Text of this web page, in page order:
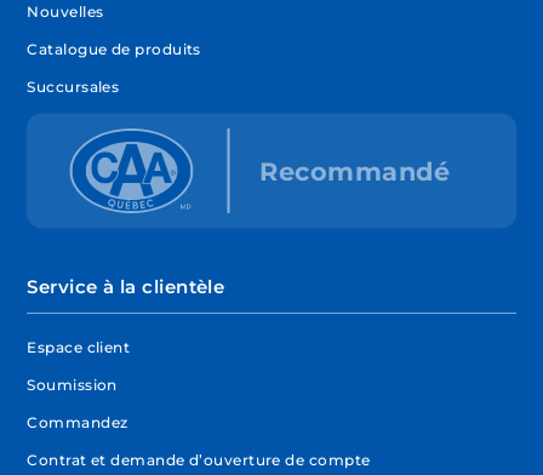
Nouvelles
Catalogue de produits
Succursales
Service à la clientèle
Espace client
Soumission
Commandez
Contrat et demande d’ouverture de compte